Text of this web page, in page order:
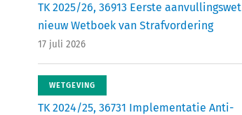
TK 2025/26, 36913 Eerste aanvullingswet
nieuw Wetboek van Strafvordering
17 juli 2026
WETGEVING
TK 2024/25, 36731 Implementatie Anti-